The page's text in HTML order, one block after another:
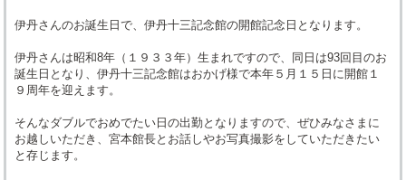
伊丹さんのお誕生日で、伊丹十三記念館の開館記念日となります。
伊丹さんは昭和8年（１９３３年）生まれですので、同日は93回目のお
誕生日となり、伊丹十三記念館はおかげ様で本年５月１５日に開館１
９周年を迎えます。
そんなダブルでおめでたい日の出勤となりますので、ぜひみなさまに
お越しいただき、宮本館長とお話しやお写真撮影をしていただきたい
と存じます。